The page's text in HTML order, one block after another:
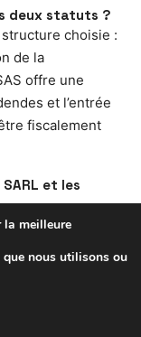
deux statuts ?
choisie :
de la
offre une
et l’entrée
fiscalement
et les
par l’agrément
de SAS est
facilite la
pour chaque
meilleure
nous utilisons ou